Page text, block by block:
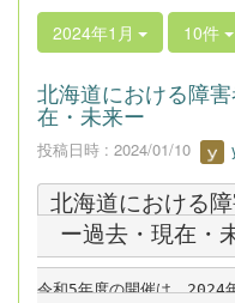
2024年1月 10件
北海道における障
在・未来ー
投稿日時 : 2024/01/10
北海道における
ー過去・現在・
令和5年度の開催は、2024